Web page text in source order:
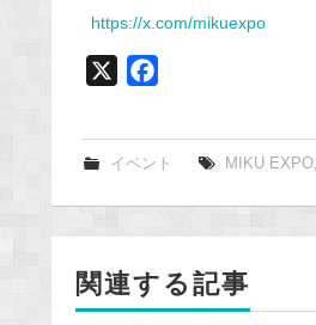
https://x.com/mikuexpo
e
k
イベント MIKU EXPO,
関連する記事